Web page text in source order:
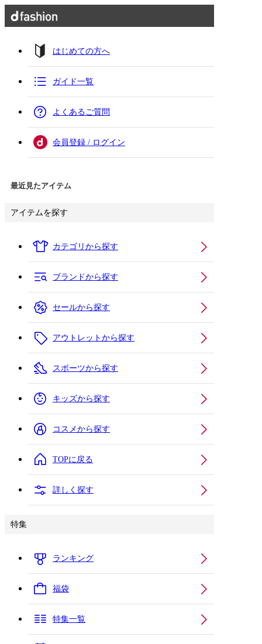
はじめての方へ
ガイド一覧
よくあるご質問
会員登録 / ログイン
最近見たアイテム
アイテムを探す
カテゴリから探す
ブランドから探す
セールから探す
アウトレットから探す
スポーツから探す
キッズから探す
コスメから探す
TOPに戻る
詳しく探す
特集
ランキング
福袋
特集一覧